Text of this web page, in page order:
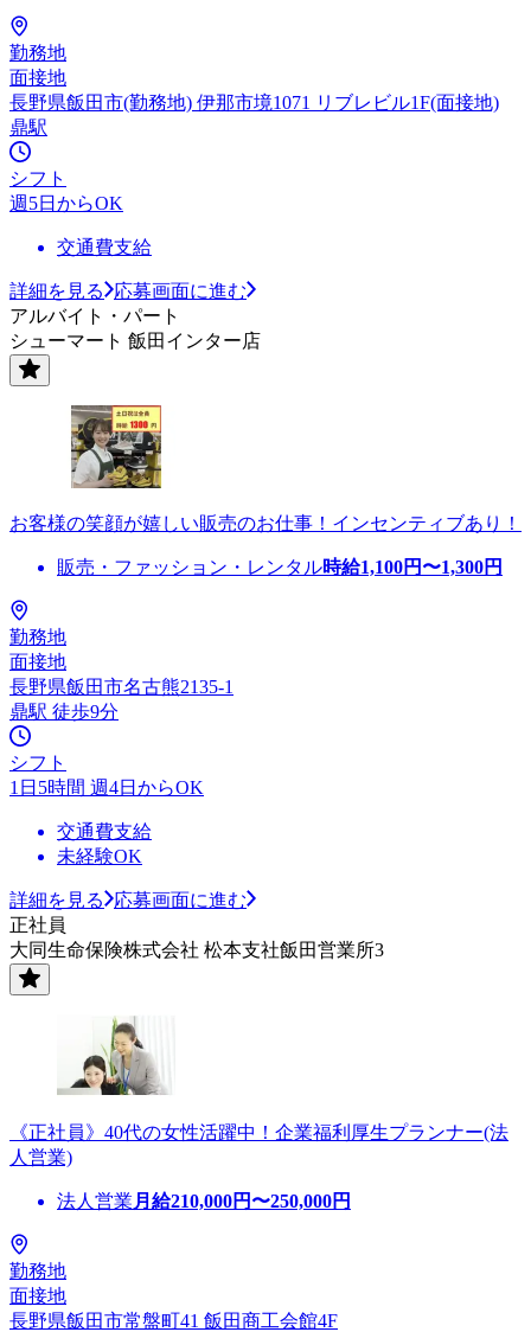
勤務地
面接地
長野県飯田市(勤務地) 伊那市境1071 リブレビル1F(面接地)
鼎駅
シフト
週5日からOK
交通費支給
詳細を見る
応募画面に進む
アルバイト・パート
シューマート 飯田インター店
お客様の笑顔が嬉しい販売のお仕事！インセンティブあり！
販売・ファッション・レンタル時給1,100円〜1,300円
勤務地
面接地
長野県飯田市名古熊2135-1
鼎駅 徒歩9分
シフト
1日5時間 週4日からOK
交通費支給
未経験OK
詳細を見る
応募画面に進む
正社員
大同生命保険株式会社 松本支社飯田営業所3
《正社員》40代の女性活躍中！企業福利厚生プランナー(法
人営業)
法人営業 月給210,000円〜250,000円
勤務地
面接地
長野県飯田市常盤町41 飯田商工会館4F